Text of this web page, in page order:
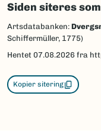
Siden siteres som
Artsdatabanken:
Schiffermüller, 1775)
Hentet 07.08.2026 fra
Kopier sitering